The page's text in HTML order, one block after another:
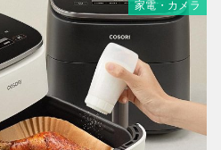
家電・カメラ